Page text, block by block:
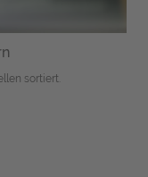
sortiert.